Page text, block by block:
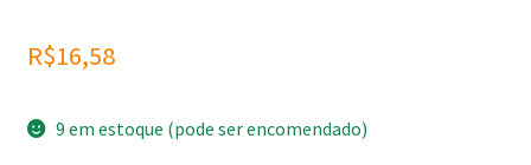
R$16,58
9 em estoque (pode ser encomendado)